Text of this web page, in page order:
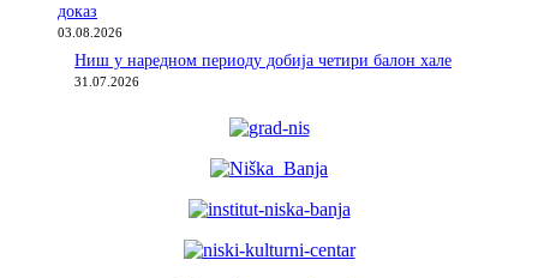
доказ
03.08.2026
Ниш у наредном периоду добија четири балон хале
31.07.2026